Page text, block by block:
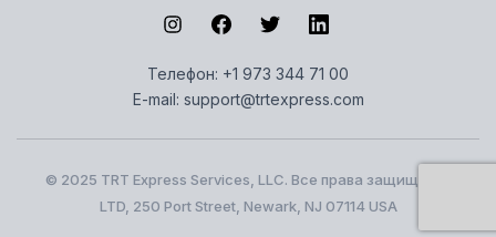
Телефон: +1 973 344 71 00
E-mail: support@trtexpress.com
© 2025 TRT Express Services, LLC. Все права защищены.
LTD, 250 Port Street, Newark, NJ 07114 USA